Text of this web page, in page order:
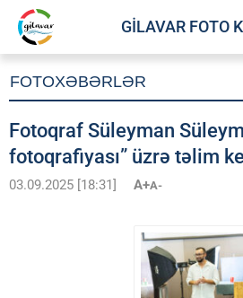
GİLAVAR FOTO
FOTOXƏBƏRLƏR
Fotoqraf Süleyman
fotoqrafiyası” üzrə təlim
03.09.2025 [18:31] A+A-